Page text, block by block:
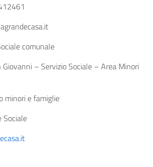
comunale
Giovanni – Servizio Sociale – Area Minori
minori e famiglie
Sociale